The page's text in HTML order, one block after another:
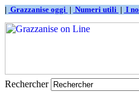
| Grazzanise oggi | Numeri utili | I
Rechercher